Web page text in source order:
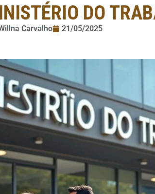
DO
Carvalho 21/05/2025